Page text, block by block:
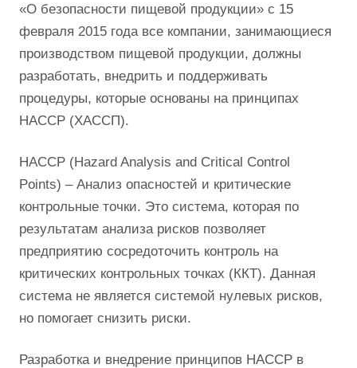
«О безопасности пищевой продукции» с 15
февраля 2015 года все компании, занимающиеся
производством пищевой продукции, должны
разработать, внедрить и поддерживать
процедуры, которые основаны на принципах
HACCP (ХАССП).
HACCP (Hazard Analysis and Critical Control
Points) – Анализ опасностей и критические
контрольные точки. Это система, которая по
результатам анализа рисков позволяет
предприятию сосредоточить контроль на
критических контрольных точках (ККТ). Данная
система не является системой нулевых рисков,
но помогает снизить риски.
Разработка и внедрение принципов HACCP в